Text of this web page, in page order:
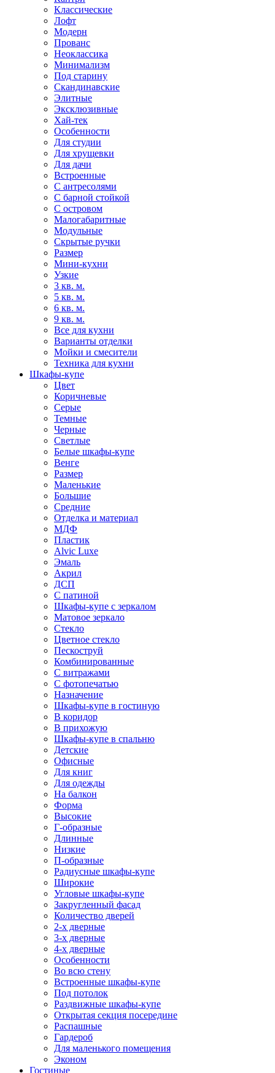
Классические
Лофт
Модерн
Прованс
Неоклассика
Минимализм
Под старину
Скандинавские
Элитные
Эксклюзивные
Хай-тек
Особенности
Для студии
Для хрущевки
Для дачи
Встроенные
С антресолями
С барной стойкой
С островом
Малогабаритные
Модульные
Скрытые ручки
Размер
Мини-кухни
Узкие
3 кв. м.
5 кв. м.
6 кв. м.
9 кв. м.
Все для кухни
Варианты отделки
Мойки и смесители
Техника для кухни
Шкафы-купе
Цвет
Коричневые
Серые
Темные
Черные
Светлые
Белые шкафы-купе
Венге
Размер
Маленькие
Большие
Средние
Отделка и материал
МДФ
Пластик
Alvic Luxe
Эмаль
Акрил
ДСП
С патиной
Шкафы-купе с зеркалом
Матовое зеркало
Стекло
Цветное стекло
Пескоструй
Комбинированные
С витражами
С фотопечатью
Назначение
Шкафы-купе в гостиную
В коридор
В прихожую
Шкафы-купе в спальню
Детские
Офисные
Для книг
Для одежды
На балкон
Форма
Высокие
Г-образные
Длинные
Низкие
П-образные
Радиусные шкафы-купе
Широкие
Угловые шкафы-купе
Закругленный фасад
Количество дверей
2-х дверные
3-х дверные
4-х дверные
Особенности
Во всю стену
Встроенные шкафы-купе
Под потолок
Раздвижные шкафы-купе
Открытая секция посередине
Распашные
Гардероб
Для маленького помещения
Эконом
Гостиные